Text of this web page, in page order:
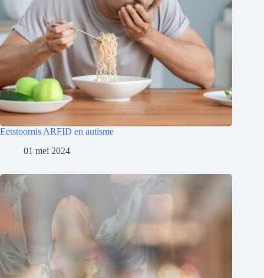
Eetstoornis ARFID en autisme
01 mei 2024